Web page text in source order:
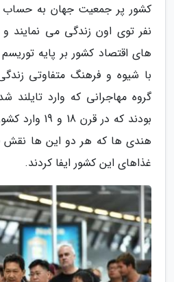
نفر توی اون زندگی می
های اقتصاد کشور بر پایه
با شیوه و فرهنگ متفاوتی
گروه مهاجرانی که وارد تایلند
بودند که در
هندی ها که هر دو این ها نقش
غذاهای این کشور ایفا کردند.